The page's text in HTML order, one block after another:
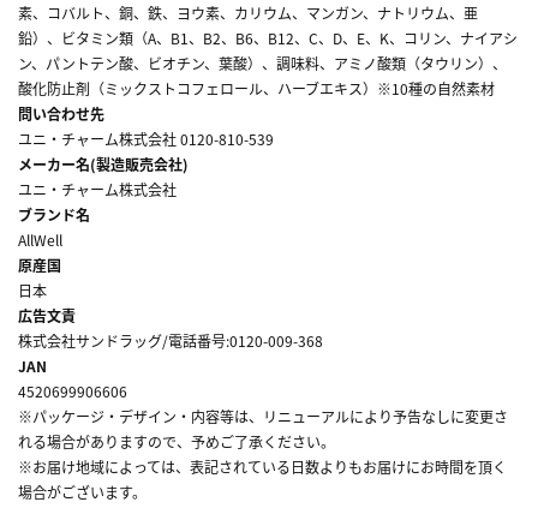
素、コバルト、銅、鉄、ヨウ素、カリウム、マンガン、ナトリウム、亜
鉛）、ビタミン類（A、B1、B2、B6、B12、C、D、E、K、コリン、ナイアシ
ン、パントテン酸、ビオチン、葉酸）、調味料、アミノ酸類（タウリン）、
酸化防止剤（ミックストコフェロール、ハーブエキス）※10種の自然素材
問い合わせ先
ユニ・チャーム株式会社 0120-810-539
メーカー名(製造販売会社)
ユニ・チャーム株式会社
ブランド名
AllWell
原産国
日本
広告文責
株式会社サンドラッグ/電話番号:0120-009-368
JAN
4520699906606
※パッケージ・デザイン・内容等は、リニューアルにより予告なしに変更さ
れる場合がありますので、予めご了承ください。
※お届け地域によっては、表記されている日数よりもお届けにお時間を頂く
場合がございます。